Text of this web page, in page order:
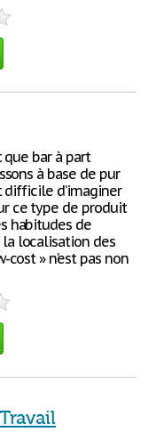
bar à part
à base de pur
d’imaginer
ce type de produit
habitudes de
localisation des
» n’est pas non